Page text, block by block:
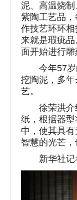
泥、高温烧
紫陶工艺品，
作技艺环环
来就是瑕疵
面开始进行雕
今年57岁
挖陶泥，多
艺。
徐荣洪介
纸，根据器
中，使其具
智慧的光芒，
新华社记